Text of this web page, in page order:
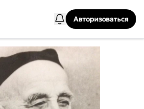
Авторизоваться